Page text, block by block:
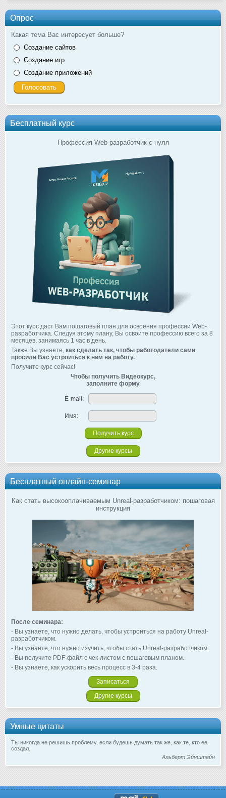
Опрос
Какая тема Вас интересует больше?
Создание сайтов
Создание игр
Создание приложений
Бесплатный курс
Профессия Web-разработчик с нуля
Этот курс даст Вам пошаговый план для освоения профессии Web-
разработчика. Следуя этому плану, Вы освоите профессию всего за 8
месяцев, занимаясь 1 час в день.
Также Вы узнаете, как сделать так, чтобы работодатели сами
просили Вас устроиться к ним на работу.
Получите курс сейчас!
Чтобы получить Видеокурс,
заполните форму
E-mail:
Имя:
Другие курсы
Бесплатный онлайн-семинар
Как стать высокооплачиваемым Unreal-разработчиком: пошаговая
инструкция
После семинара:
- Вы узнаете, что нужно делать, чтобы устроиться на работу Unreal-
разработчиком.
- Вы узнаете, что нужно изучить, чтобы стать Unreal-разработчиком.
- Вы получите PDF-файл с чек-листом с пошаговым планом.
- Вы узнаете, как ускорить весь процесс в 3-4 раза.
Записаться
Другие курсы
Умные цитаты
Ты никогда не решишь проблему, если будешь думать так же, как те, кто ее
создал.
Альберт Эйнштейн